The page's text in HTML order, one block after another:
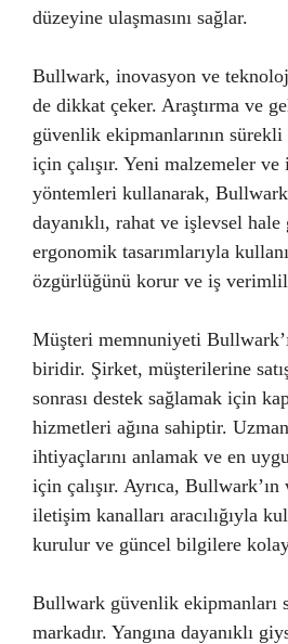
düzeyine ulaşmasını sağlar.
Bullwark, inovasyon ve
de dikkat çeker. Araştırma ve
güvenlik ekipmanlarının
için çalışır. Yeni malzemeler
yöntemleri kullanarak,
dayanıklı, rahat ve işlevsel
ergonomik tasarımlarıyla
özgürlüğünü korur ve iş
Müşteri memnuniyeti
biridir. Şirket, müşterilerine
sonrası destek sağlamak için
hizmetleri ağına sahiptir.
ihtiyaçlarını anlamak ve en
için çalışır. Ayrıca,
iletişim kanalları aracılığıyla
kurulur ve güncel bilgilere
Bullwark güvenlik ekipmanları
markadır. Yangına dayanıklı